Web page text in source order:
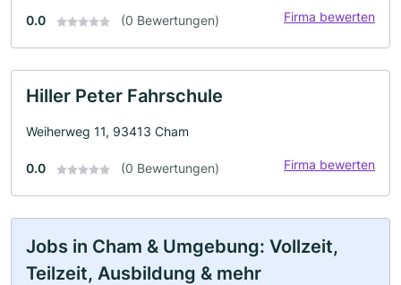
0.0 (0 Bewertungen) Firma bewerten
Hiller Peter Fahrschule
Weiherweg 11, 93413 Cham
0.0 (0 Bewertungen) Firma bewerten
Jobs in Cham & Umgebung: Vollzeit,
Teilzeit, Ausbildung & mehr